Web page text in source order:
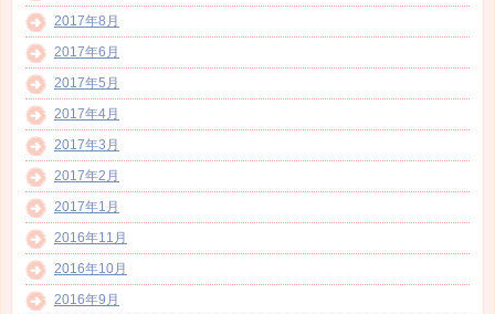
2017年8月
2017年6月
2017年5月
2017年4月
2017年3月
2017年2月
2017年1月
2016年11月
2016年10月
2016年9月